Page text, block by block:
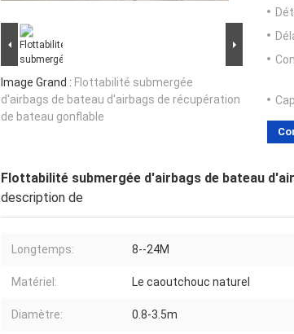
Image Grand : Flottabilité submergée
d'airbags de bateau d'airbags de récupération
de bateau gonflable
Flottabilité submergée d'airbags de bateau
description de
Longtemps: 8--24M
Matériel: Le caoutchouc naturel
Diamètre: 0.8-3.5m